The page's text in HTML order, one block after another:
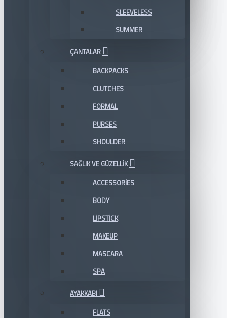
SLEEVELESS
SUMMER
ÇANTALAR
BACKPACKS
CLUTCHES
FORMAL
PURSES
SHOULDER
SAĞLIK VE GÜZELLIK
ACCESSORIES
BODY
LIPSTICK
MAKEUP
MASCARA
SPA
AYAKKABI
FLATS